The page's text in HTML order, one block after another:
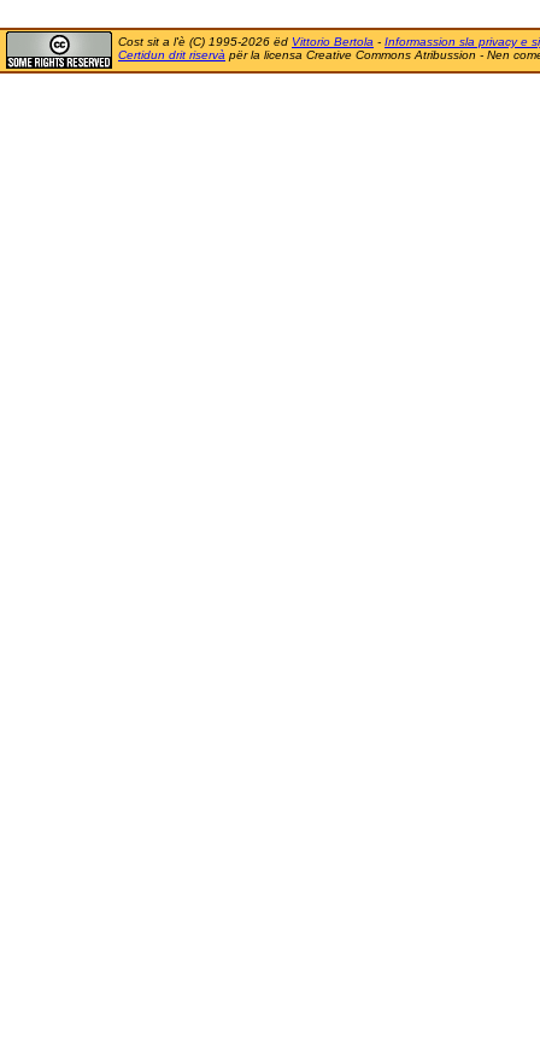
Cost sit a l'è (C) 1995-2026 ëd Vittorio Bertola - Informassion sla privacy e
Certidun drit riservà për la licensa Creative Commons Atribussion - Nen